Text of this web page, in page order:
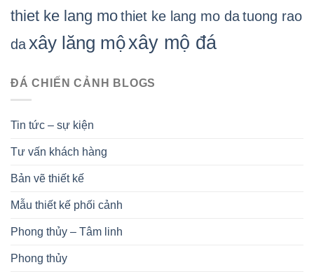
thiet ke lang mothiet ke lang mo datuong rao
daxây lăng mộxây mộ đá
ĐÁ CHIẾN CẢNH BLOGS
Tin tức – sự kiện
Tư vấn khách hàng
Bản vẽ thiết kế
Mẫu thiết kế phối cảnh
Phong thủy – Tâm linh
Phong thủy